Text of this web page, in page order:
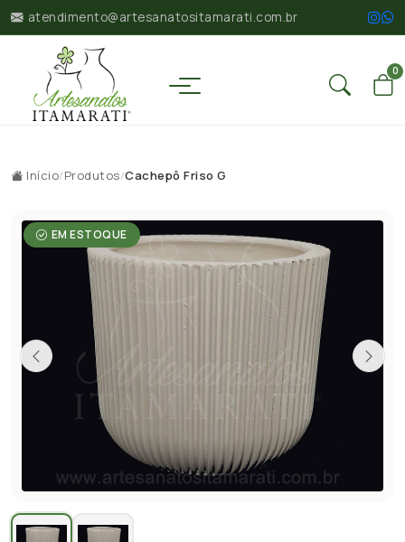
atendimento@artesanatositamarati.com.br
0
Início/Produtos/Cachepô Friso G
EM ESTOQUE